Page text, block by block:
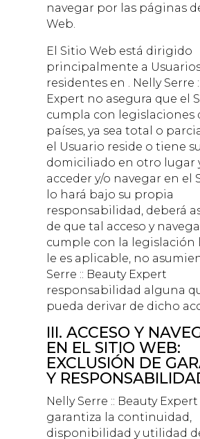
navegar por las páginas
Web.
El Sitio Web está dirigido
principalmente a
residentes en . Nelly Serre
Expert no asegura que el
cumpla con legislaciones
países, ya sea total o
el Usuario reside o tiene su
domiciliado en otro lugar
acceder y/o navegar en el
lo hará bajo su propia
responsabilidad, deberá
de que tal acceso y
cumple con la legislación
le es aplicable, no
Serre :: Beauty Expert
responsabilidad alguna
pueda derivar de dicho
III. ACCESO Y
EN EL SITIO WEB:
EXCLUSIÓN DE
Y
Nelly Serre :: Beauty Expert
garantiza la continuidad,
disponibilidad y utilidad